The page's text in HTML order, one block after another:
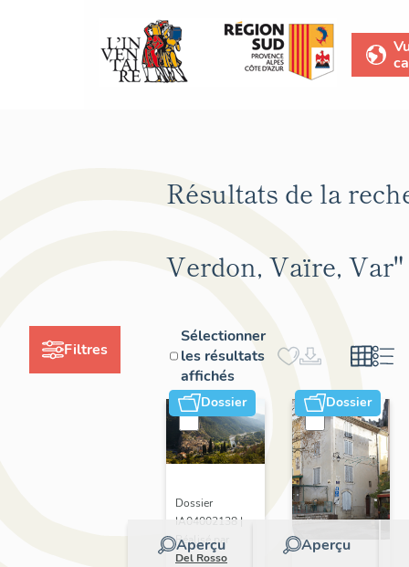
Filtres
Résultats de la
Verdon, Vaïre, Var"
Sélectionner
les résultats
affichés
Dossier
Aperçu
Dossier
IA04002138 |
Réalisé par
Del Rosso
Dossier
Aperçu